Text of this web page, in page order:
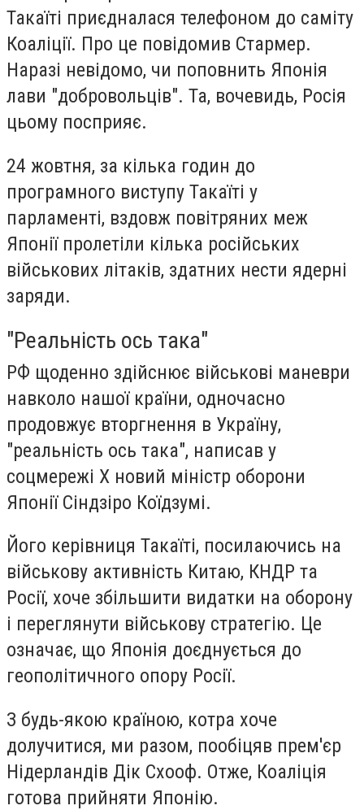
Такаїті приєдналася телефоном до саміту
Коаліції. Про це повідомив Стармер.
Наразі невідомо, чи поповнить Японія
лави "добровольців". Та, вочевидь, Росія
цьому посприяє.
24 жовтня, за кілька годин до
програмного виступу Такаїті у
парламенті, вздовж повітряних меж
Японії пролетіли кілька російських
військових літаків, здатних нести ядерні
заряди.
"Реальність ось така"
РФ щоденно здійснює військові маневри
навколо нашої країни, одночасно
продовжує вторгнення в Україну,
"реальність ось така", написав у
соцмережі Х новий міністр оборони
Японії Сіндзіро Коїдзумі.
Його керівниця Такаїті, посилаючись на
військову активність Китаю, КНДР та
Росії, хоче збільшити видатки на оборону
і переглянути військову стратегію. Це
означає, що Японія доєднується до
геополітичного опору Росії.
З будь-якою країною, котра хоче
долучитися, ми разом, пообіцяв прем'єр
Нідерландів Дік Схооф. Отже, Коаліція
готова прийняти Японію.